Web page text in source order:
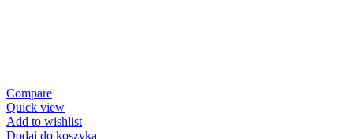
Compare
Quick view
Add to wishlist
Dodaj do koszyka